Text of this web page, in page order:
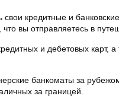
кредитные и
вы отправляетесь в
и дебетовых карт, а
банкоматы за
за границей.